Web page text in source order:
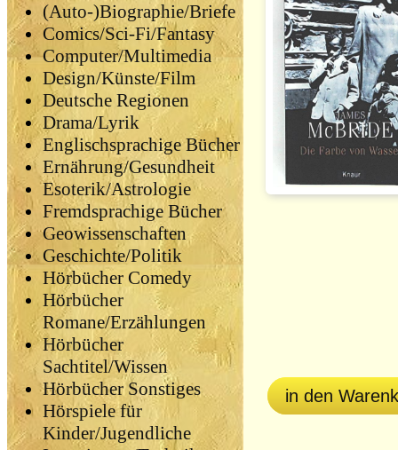
(Auto-)Biographie/Briefe
Comics/Sci-Fi/Fantasy
Computer/Multimedia
Design/Künste/Film
Deutsche Regionen
Drama/Lyrik
Englischsprachige Bücher
Ernährung/Gesundheit
Esoterik/Astrologie
Fremdsprachige Bücher
Geowissenschaften
Geschichte/Politik
Hörbücher Comedy
Hörbücher
Romane/Erzählungen
Hörbücher
Sachtitel/Wissen
Hörbücher Sonstiges
Hörspiele für
Kinder/Jugendliche
in den